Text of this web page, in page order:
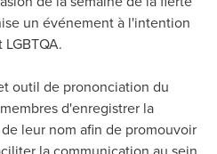
un événement à l'intention
outil de prononciation du
d'enregistrer la
leur nom afin de promouvoir